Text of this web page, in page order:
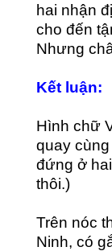
hai nhận
cho đến
Nhưng
Kết luận:
Hình chữ
quay
đứng ở
thôi.)
Trên nóc
Ninh, có